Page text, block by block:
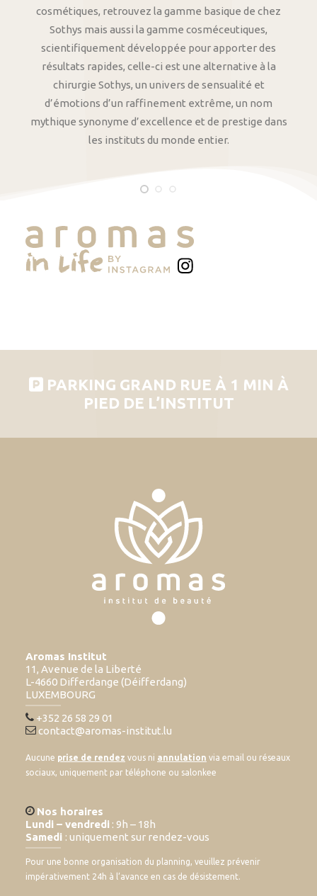
cosmétiques, retrouvez la gamme basique de chez
Sothys mais aussi la gamme cosméceutiques,
scientifiquement développée pour apporter des
résultats rapides, celle-ci est une alternative à la
chirurgie Sothys, un univers de sensualité et
d’émotions d’un raffinement extrême, un nom
mythique synonyme d’excellence et de prestige dans
les instituts du monde entier.
PARKING GRAND RUE À 1 MIN À
PIED DE L’INSTITUT
Aromas Institut
11, Avenue de la Liberté
L-4660 Differdange (Déifferdang)
LUXEMBOURG
+352 26 58 29 01
contact@aromas-institut.lu
Aucune prise de rendez vous ni annulation via email ou réseaux
sociaux, uniquement par téléphone ou salonkee
Nos horaires
Lundi – vendredi : 9h – 18h
Samedi : uniquement sur rendez-vous
Pour une bonne organisation du planning, veuillez prévenir
impérativement 24h à l’avance en cas de désistement.